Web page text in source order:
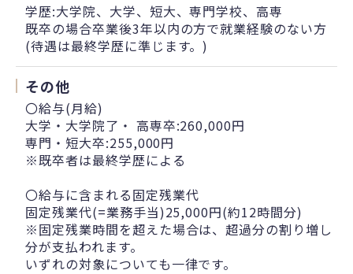
学歴:大学院、大学、短大、専門学校、高専
既卒の場合卒業後3年以内の方で就業経験のない方
(待遇は最終学歴に準じます。)
その他
〇給与(月給)
大学・大学院了・ 高専卒:260,000円
専門・短大卒:255,000円
※既卒者は最終学歴による
〇給与に含まれる固定残業代
固定残業代(=業務手当)25,000円(約12時間分)
※固定残業時間を超えた場合は、超過分の割り増し
分が支払われます。
いずれの対象についても一律です。